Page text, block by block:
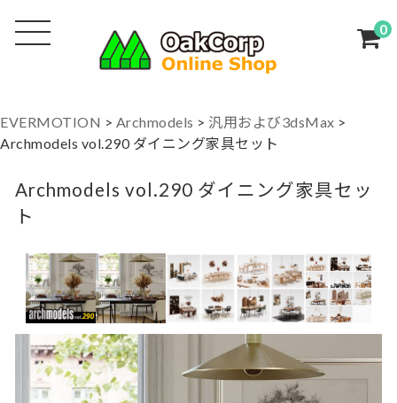
0
EVERMOTION > Archmodels > 汎用および3dsMax >
Archmodels vol.290 ダイニング家具セット
Archmodels vol.290 ダイニング家具セッ
ト